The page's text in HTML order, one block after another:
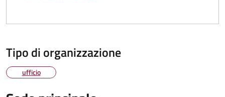
Tipo di organizzazione
ufficio